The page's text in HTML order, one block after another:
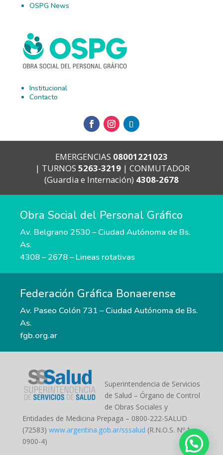
OSPG News
Institucional
Contacto
EMERGENCIAS 08001221023
| TURNOS 5263-3219 | CONMUTADOR
(Guardia e Internación) 4308-2678
Obra Social del Personal Gráfico
Av. Belgrano 2530 – Ciudad Autónoma de Bs.
As.
4308 – 2678 – Lineas rotativas
Federación Gráfica Bonaerense
Av. Paseo Colón 731 – Ciudad Autónoma de Bs.
As.
fgb.org.ar
Superintendencia de Servicios
de Salud – Órgano de Control
de Obras Sociales y
Entidades de Medicina Prepaga – 0800-222-SALUD
(72583) www.argentina.gob.ar/sssalud (R.N.O.S. Nº 1-
0900-4)